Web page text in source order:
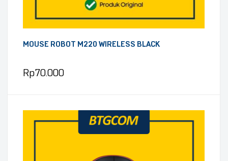
MOUSE ROBOT M220 WIRELESS BLACK
Rp70.000